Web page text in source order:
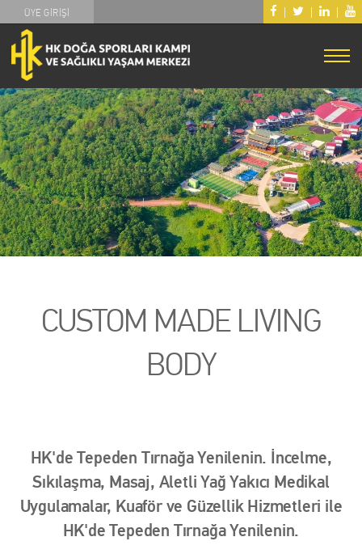
| | |
ÜYE GİRİŞİ
CUSTOM MADE LIVING
BODY
HK'de Tepeden Tırnağa Yenilenin. İncelme,
Sıkılaşma, Masaj, Aletli Yağ Yakıcı Medikal
Uygulamalar, Kuaför ve Güzellik Hizmetleri ile
HK'de Tepeden Tırnağa Yenilenin.